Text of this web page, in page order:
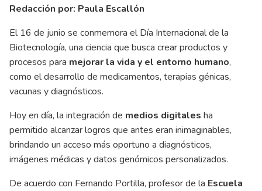
Redacción por: Paula Escallón
El 16 de junio se conmemora el Día Internacional de la
Biotecnología, una ciencia que busca crear productos y
procesos para mejorar la vida y el entorno humano,
como el desarrollo de medicamentos, terapias génicas,
vacunas y diagnósticos.
Hoy en día, la integración de medios digitales ha
permitido alcanzar logros que antes eran inimaginables,
brindando un acceso más oportuno a diagnósticos,
imágenes médicas y datos genómicos personalizados.
De acuerdo con Fernando Portilla, profesor de la Escuela